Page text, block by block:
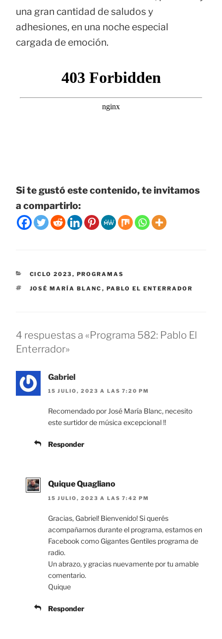
una gran cantidad de saludos y
adhesiones, en una noche especial
cargada de emoción.
Si te gustó este contenido, te invitamos
a compartirlo:
CATEGORÍAS
CICLO 2023 , PROGRAMAS
ETIQUETAS
JOSÉ MARÍA BLANC , PABLO EL ENTERRADOR
4 respuestas a «Programa 582: Pablo El
Enterrador»
Gabriel
15 JULIO, 2023 A LAS 7:20 PM
Recomendado por José María Blanc, necesito
este surtidor de música excepcional !!
Responder
Quique Quagliano
15 JULIO, 2023 A LAS 7:42 PM
Gracias, Gabriel! Bienvenido! Si querés
acompañarnos durante el programa, estamos en
Facebook como Gigantes Gentiles programa de
radio.
Un abrazo, y gracias nuevamente por tu amable
comentario.
Quique
Responder